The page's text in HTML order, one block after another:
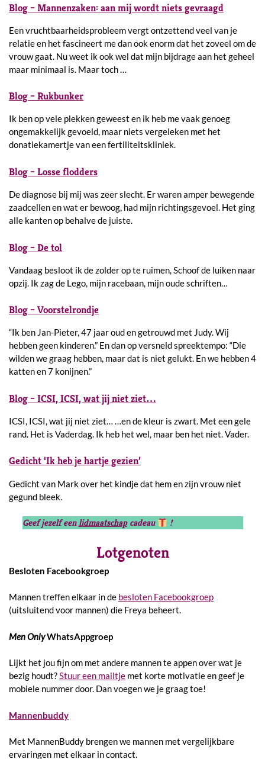
Blog – Mannenzaken: aan mij wordt niets gevraagd
Een vruchtbaarheidsprobleem vergt ontzettend veel van je
relatie en het fascineert me dan ook enorm dat het zoveel om de
vrouw gaat. Nu weet ik ook wel dat mijn bijdrage aan het geheel
maar minimaal is. Maar toch …
Blog – Rukbunker
Ik ben op vele plekken geweest en ik heb me vaak genoeg
ongemakkelijk gevoeld, maar niets vergeleken met het
donatiekamertje van een fertiliteitskliniek.
Blog – Losse flodders
De diagnose bij mij was zeer slecht. Er waren amper bewegende
zaadcellen en wat er bewoog, had mijn richtingsgevoel. Het ging
alle kanten op behalve de juiste.
Blog – De tol
Vandaag besloot ik de zolder op te ruimen, Schoof de luiken naar
opzij. Ik zag de Lego, mijn racebaan, mijn oude schriften…
Blog – Voorstelrondje
“Ik ben Jan-Pieter, 47 jaar oud en getrouwd met Judy. Wij
hebben geen kinderen.” En dan op versneld spreektempo: “Die
wilden we graag hebben, maar dat is niet gelukt. En we hebben 4
katten en 7 konijnen.”
Blog – ICSI, ICSI, wat jij niet ziet…
ICSI, ICSI, wat jij niet ziet… …en de kleur is zwart. Met een gele
rand. Het is Vaderdag. Ik heb het wel, maar ben het niet. Vader.
Gedicht ‘Ik heb je hartje gezien’
Gedicht van Mark over het kindje dat hem en zijn vrouw niet
gegund bleek.
Geef jezelf eenlidmaatschapcadeau !
Lotgenoten
Besloten Facebookgroep
Mannen treffen elkaar in de besloten Facebookgroep
(uitsluitend voor mannen) die Freya beheert.
Men OnlyWhatsAppgroep
Lijkt het jou fijn om met andere mannen te appen over wat je
bezig houdt?Stuur een mailtje met korte motivatie en geef je
mobiele nummer door. Dan voegen we je graag toe!
Mannenbuddy
Met MannenBuddy brengen we mannen met vergelijkbare
ervaringen met elkaar in contact.